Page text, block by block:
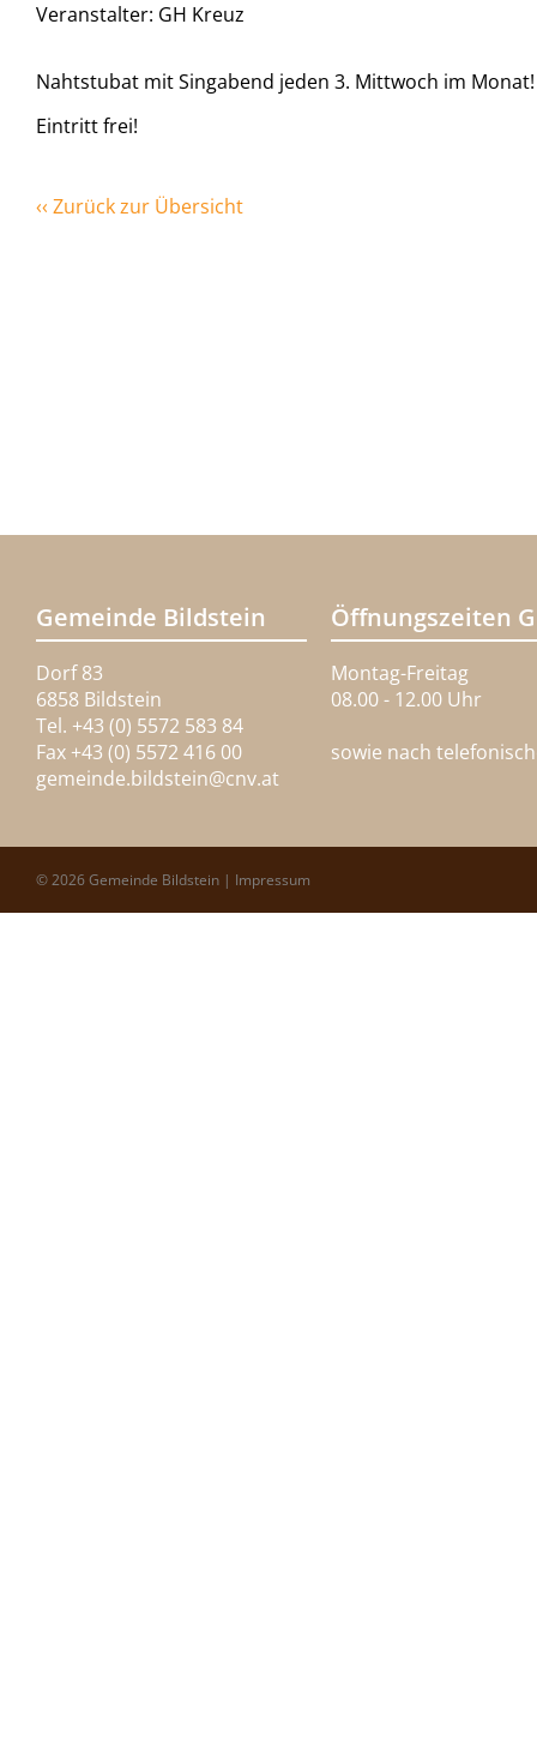
Veranstalter: GH Kreuz
Nahtstubat mit Singabend jeden 3. Mittwoch im Monat!
Eintritt frei!
‹‹ Zurück zur Übersicht
Gemeinde Bildstein
Dorf 83
6858 Bildstein
Tel. +43 (0) 5572 583 84
Fax +43 (0) 5572 416 00
gemeinde.bildstein@cnv.at
Öffnungszeiten
Montag-Freitag
08.00 - 12.00 Uhr
sowie nach
© 2026 Gemeinde Bildstein | Impressum